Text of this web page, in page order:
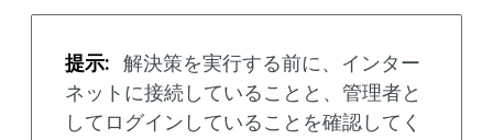
提示:
解決策を実行する前に、インター
ネットに接続していることと、管理者と
してログインしていることを確認してく